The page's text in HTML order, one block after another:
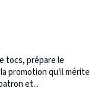
tocs, prépare le
promotion qu’il mérite
et...